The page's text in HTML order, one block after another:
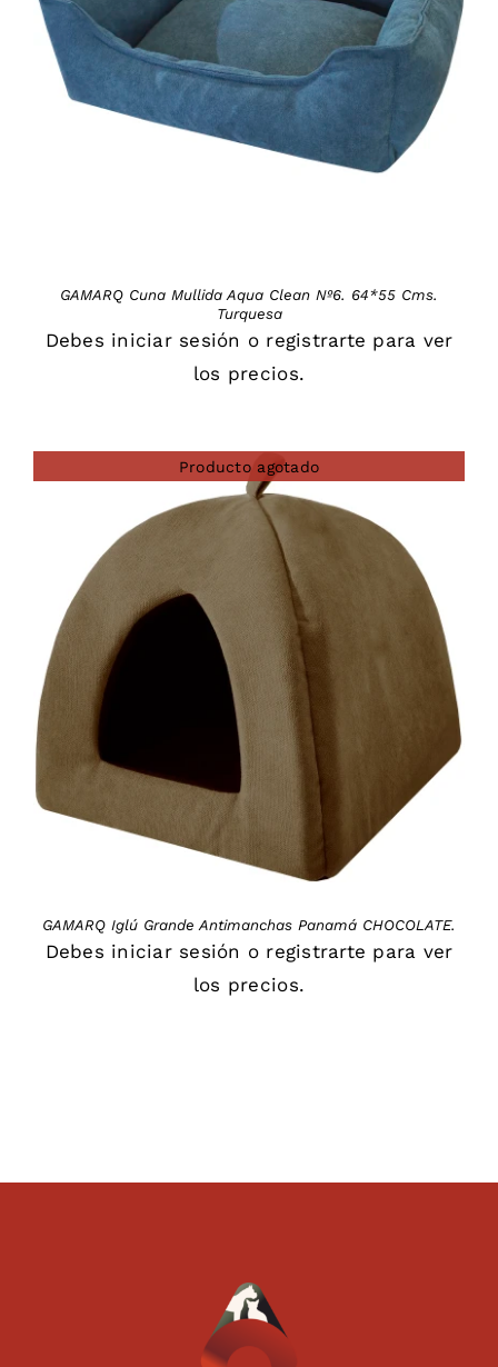
DETAILS
GAMARQ Cuna Mullida Aqua Clean Nº6. 64*55 Cms.
Turquesa
Debes iniciar sesión o registrarte para ver
los precios.
Producto agotado
DETAILS
GAMARQ Iglú Grande Antimanchas Panamá CHOCOLATE.
Debes iniciar sesión o registrarte para ver
los precios.